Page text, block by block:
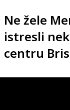
Ne žele
istresli
centru